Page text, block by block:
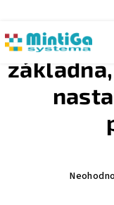
obsah
STŘEDNÍ
Průměrné